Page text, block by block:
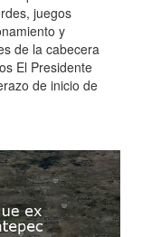
juegos
y
de la cabecera
El Presidente
de inicio de